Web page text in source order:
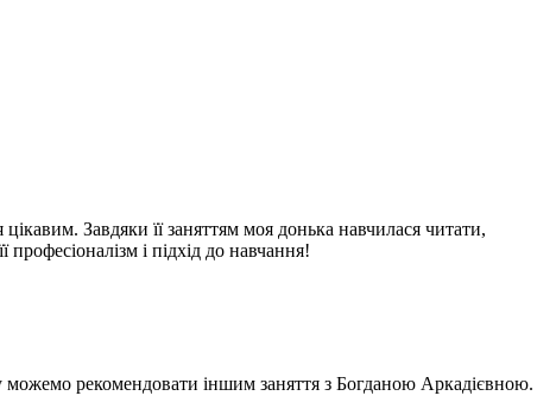
Завдяки її заняттям моя донька навчилася читати,
і підхід до навчання!
можемо рекомендовати іншим заняття з Богданою Аркадієвною.